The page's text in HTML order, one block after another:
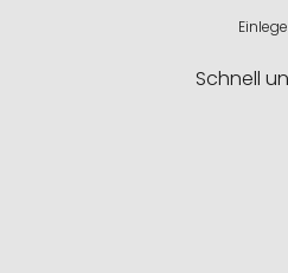
Schnell